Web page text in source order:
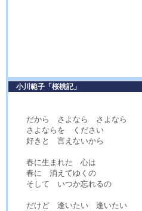
小川範子「桜桃記」
だから さよなら さよなら
さよならを ください
好きと 言えないから
春に生まれた 心は
春に 消えてゆくの
そして いつか忘れるの
だけど 逢いたい 逢いたい